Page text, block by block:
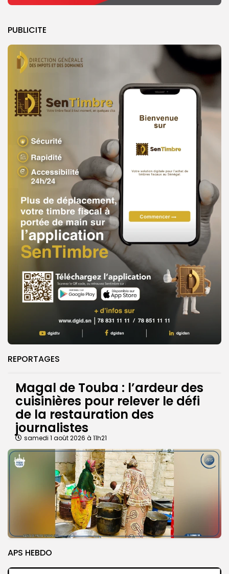
PUBLICITE
REPORTAGES
Magal de Touba : l’ardeur des
cuisinières pour relever le défi
de la restauration des
journalistes
samedi 1 août 2026 à 11h21
APS HEBDO